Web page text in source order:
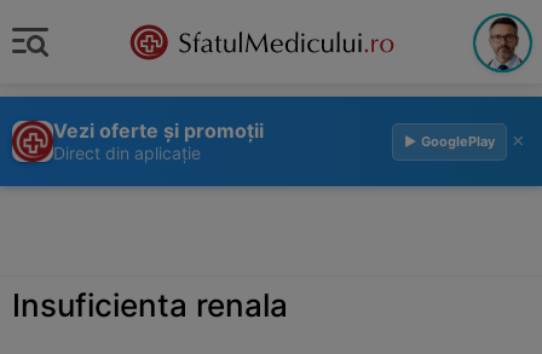
Vezi oferte și promoții
Direct din aplicație
▶ GooglePlay ×
Insuficienta renala